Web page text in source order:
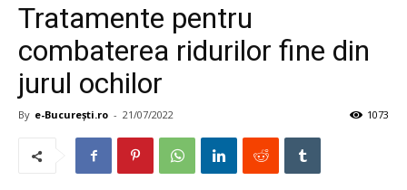
Tratamente pentru
combaterea ridurilor fine din
jurul ochilor
By e-București.ro - 21/07/2022 1073